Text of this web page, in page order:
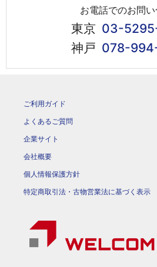
お電話でのお問
東京 03-
神戸 078-
ご利用ガイド
よくあるご質問
企業サイト
会社概要
個人情報保護方針
特定商取引法・古物営業法に基づく表示